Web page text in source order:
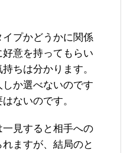
プかどうかに関係
意を持ってもらい
ちは分かります。
か選べないのです
ないのです。
見すると相手への
ますが、結局のと